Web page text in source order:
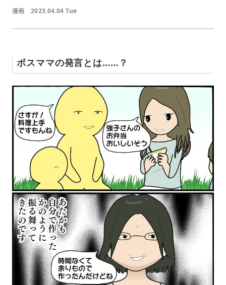
漫画 2023.04.04 Tue
ボスママの発言とは……？